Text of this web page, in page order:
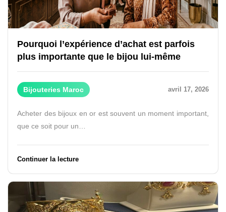
Pourquoi l’expérience d’achat est parfois
plus importante que le bijou lui-même
Bijouteries Maroc avril 17, 2026
Acheter des bijoux en or est souvent un moment important,
que ce soit pour un…
Continuer la lecture